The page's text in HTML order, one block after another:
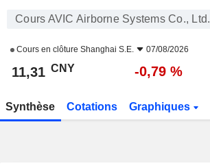
Cours AVIC Airborne Systems Co., Ltd.
Cours en clôture Shanghai S.E. 07/08/2026
11,31 CNY -0,79 %
Synthèse Cotations Graphiques